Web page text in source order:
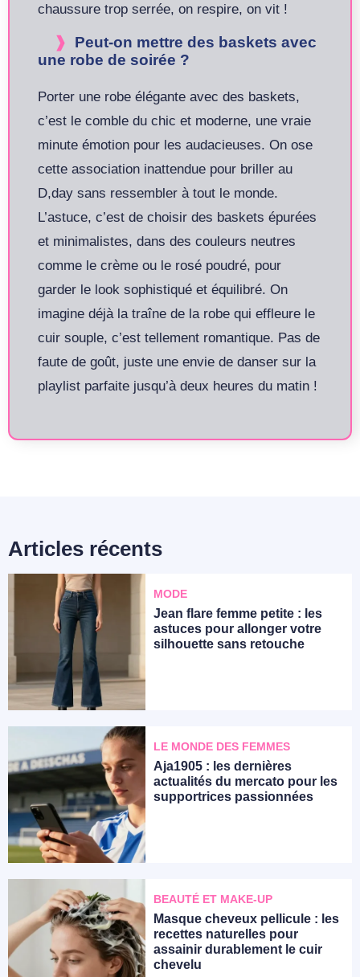
chaussure trop serrée, on respire, on vit !
Peut-on mettre des baskets avec
une robe de soirée ?
Porter une robe élégante avec des baskets,
c’est le comble du chic et moderne, une vraie
minute émotion pour les audacieuses. On ose
cette association inattendue pour briller au
D,day sans ressembler à tout le monde.
L’astuce, c’est de choisir des baskets épurées
et minimalistes, dans des couleurs neutres
comme le crème ou le rosé poudré, pour
garder le look sophistiqué et équilibré. On
imagine déjà la traîne de la robe qui effleure le
cuir souple, c’est tellement romantique. Pas de
faute de goût, juste une envie de danser sur la
playlist parfaite jusqu’à deux heures du matin !
Articles récents
MODE
Jean flare femme petite : les
astuces pour allonger votre
silhouette sans retouche
LE MONDE DES FEMMES
Aja1905 : les dernières
actualités du mercato pour les
supportrices passionnées
BEAUTÉ ET MAKE-UP
Masque cheveux pellicule : les
recettes naturelles pour
assainir durablement le cuir
chevelu